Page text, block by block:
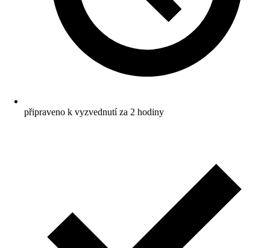
připraveno k vyzvednutí za 2 hodiny